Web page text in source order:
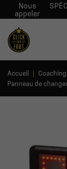
Nous
appeler
Accueil
Panneau de